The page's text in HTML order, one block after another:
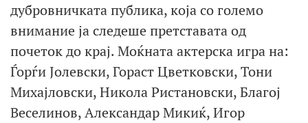
дубровничката публика, која со големо
внимание ја следеше претставата од
почеток до крај. Моќната актерска игра на:
Ѓорѓи Јолевски, Гораст Цветковски, Тони
Михајловски, Никола Ристановски, Благој
Веселинов, Александар Микиќ, Игор